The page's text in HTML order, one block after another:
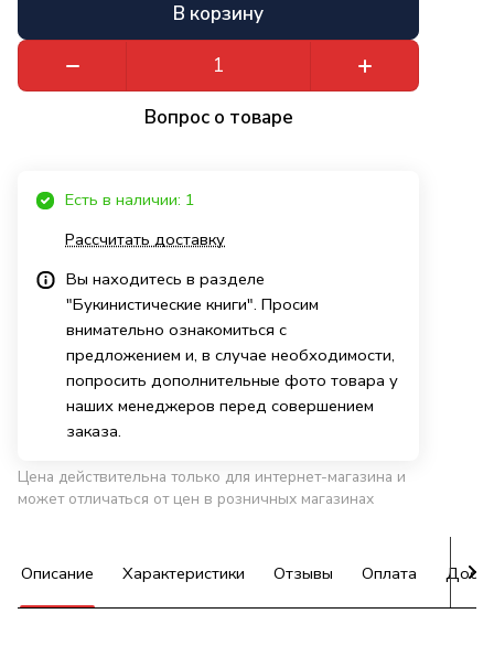
В корзину
Вопрос о товаре
Есть в наличии: 1
Рассчитать доставку
Вы находитесь в разделе
"Букинистические книги". Просим
внимательно ознакомиться с
предложением и, в случае необходимости,
попросить дополнительные фото товара у
наших менеджеров перед совершением
заказа.
Цена действительна только для интернет-магазина и
может отличаться от цен в розничных магазинах
Описание Характеристики Отзывы Оплата